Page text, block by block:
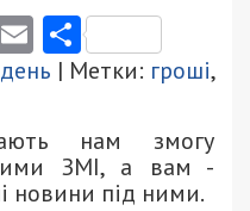
Email
| Метки: гроші,
нам змогу
ЗМІ, а вам -
новини під ними.